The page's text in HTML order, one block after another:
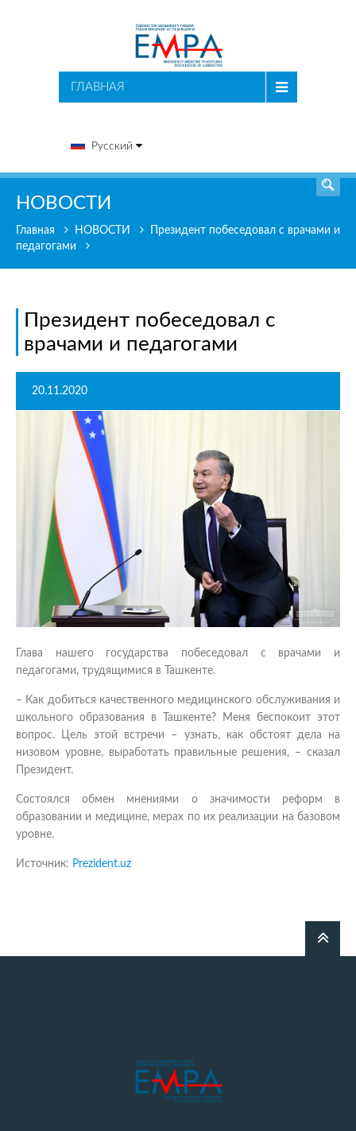
ГЛАВНАЯ
Русский
ПОИСК
НОВОСТИ
Главная НОВОСТИ
Президент побеседовал с врачами и
педагогами
Президент побеседовал с
врачами и педагогами
20.11.2020
Глава нашего государства побеседовал с врачами и
педагогами, трудящимися в Ташкенте.
– Как добиться качественного медицинского обслуживания и
школьного образования в Ташкенте? Меня беспокоит этот
вопрос. Цель этой встречи – узнать, как обстоят дела на
низовом уровне, выработать правильные решения, – сказал
Президент.
Cостоялся обмен мнениями о значимости реформ в
образовании и медицине, мерах по их реализации на базовом
уровне.
Источник: Prezident.uz